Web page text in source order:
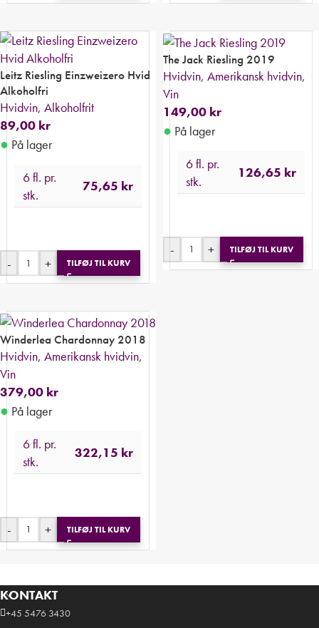
Leitz Riesling Einzweizero Hvid
Alkoholfri
Hvidvin, Alkoholfrit
89,00 kr
● På lager
6 fl. pr.
stk.
75,65 kr
- + TILFØJ TIL KURV
The Jack Riesling 2019
Hvidvin, Amerikansk hvidvin,
Vin
149,00 kr
● På lager
6 fl. pr.
stk.
126,65 kr
- + TILFØJ TIL KURV
Winderlea Chardonnay 2018
Hvidvin, Amerikansk hvidvin,
Vin
379,00 kr
● På lager
6 fl. pr.
stk.
322,15 kr
- + TILFØJ TIL KURV
KONTAKT
+45 5476 3430